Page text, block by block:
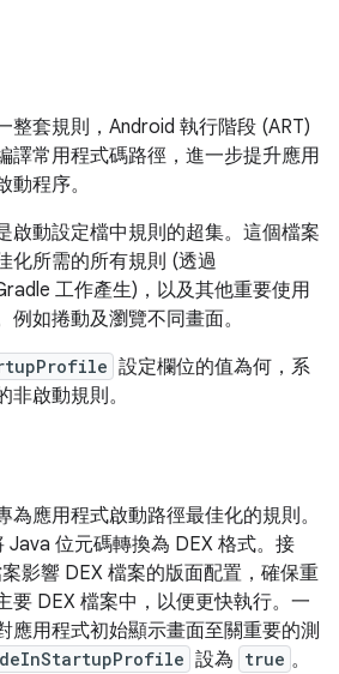
整套規則，Android 執行階段 (ART)
譯常用程式碼路徑，進一步提升應用
程序。
啟動設定檔中規則的超集。這個檔案
化所需的所有規則 (透過
工作產生)，以及其他重要使用
如捲動及瀏覽不同畫面。
設定欄位的值為何，系
啟動規則。
為應用程式啟動路徑最佳化的規則。
Java 位元碼轉換為 DEX 格式。接
影響 DEX 檔案的版面配置，確保重
要 DEX 檔案中，以便更快執行。一
應用程式初始顯示畫面至關重要的測
設為 true 。